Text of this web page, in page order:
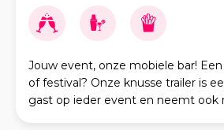
Jouw event, onze mobiele bar!
of festival? Onze knusse trailer is
gast op ieder event en neemt ook